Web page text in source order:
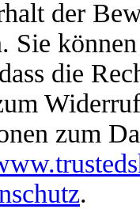
der
Sie
die
zum
.